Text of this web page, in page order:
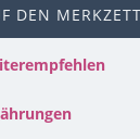
DEN